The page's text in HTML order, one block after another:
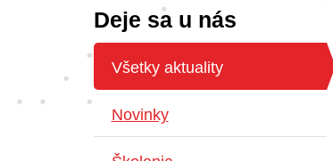
Deje sa u nás
Všetky aktuality
Novinky